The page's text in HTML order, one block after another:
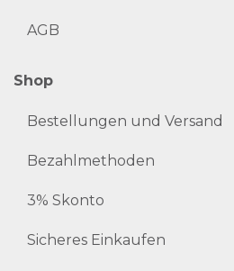
AGB
Shop
Bestellungen und Versand
Bezahlmethoden
3% Skonto
Sicheres Einkaufen